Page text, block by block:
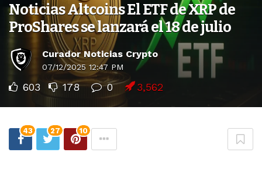
Noticias Altcoins El ETF de XRP de
ProShares se lanzará el 18 de julio
Curador Noticias Crypto
07/12/2025 12:47 PM
603 178 0 3,562
43 27 10